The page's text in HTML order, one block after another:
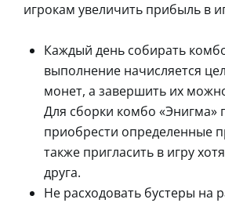
игрокам увеличить прибыль в
Каждый день собирать
выполнение начисляется
монет, а завершить их
Для сборки комбо «Энигма»
приобрести определенные
также пригласить в игру
друга.
Не расходовать бустеры на